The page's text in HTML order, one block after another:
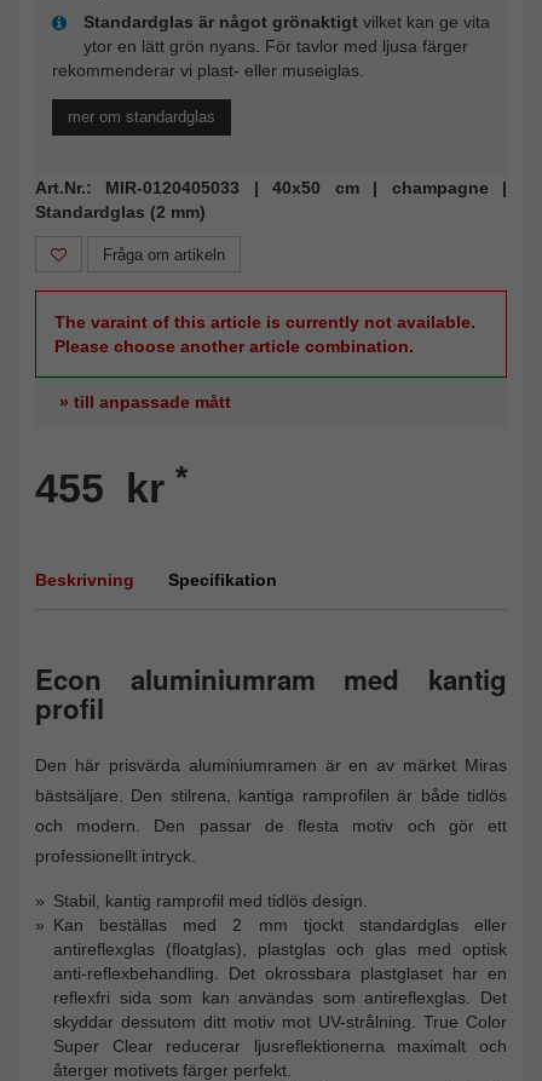
Standardglas är något grönaktigt vilket kan ge vita
ytor en lätt grön nyans. För tavlor med ljusa färger
rekommenderar vi plast- eller museiglas.
mer om standardglas
Art.Nr.: MIR-0120405033 | 40x50 cm | champagne |
Standardglas (2 mm)
Fråga om artikeln
The varaint of this article is currently not available.
Please choose another article combination.
» till anpassade mått
455 kr *
Beskrivning Specifikation
Econ aluminiumram med kantig
profil
Den här prisvärda aluminiumramen är en av märket Miras
bästsäljare. Den stilrena, kantiga ramprofilen är både tidlös
och modern. Den passar de flesta motiv och gör ett
professionellt intryck.
Stabil, kantig ramprofil med tidlös design.
Kan beställas med 2 mm tjockt standardglas eller
antireflexglas (floatglas), plastglas och glas med optisk
anti-reflexbehandling. Det okrossbara plastglaset har en
reflexfri sida som kan användas som antireflexglas. Det
skyddar dessutom ditt motiv mot UV-strålning. True Color
Super Clear reducerar ljusreflektionerna maximalt och
återger motivets färger perfekt.